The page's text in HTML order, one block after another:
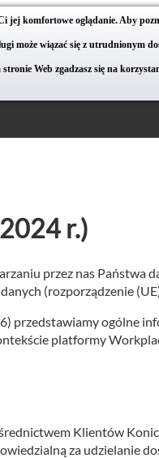
komfortowe oglądanie. Aby
może wiązać się z utrudnionym
Web zgadzasz się na
r.)
przez nas
(rozporządzenie
ogólne
platformy
Klientów
za udzielanie